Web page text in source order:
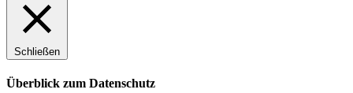
Schließen
Überblick zum Datenschutz